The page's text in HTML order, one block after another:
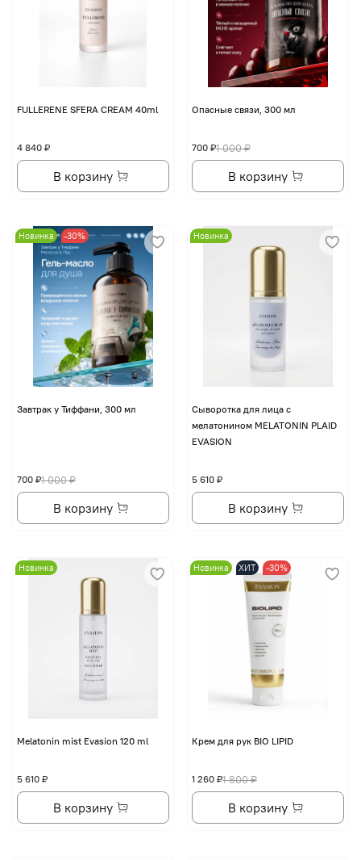
FULLERENE SFERA CREAM 40ml
4 840 ₽
В корзину
Опасные связи, 300 мл
1 000 ₽
700 ₽
В корзину
Новинка -30%
Завтрак у Тиффани, 300 мл
1 000 ₽
700 ₽
В корзину
Новинка
Сыворотка для лица с
мелатонином MELATONIN PLAID
EVASION
5 610 ₽
В корзину
Новинка
Melatonin mist Evasion 120 ml
5 610 ₽
В корзину
Новинка ХИТ -30%
Крем для рук BIO LIPID
1 800 ₽
1 260 ₽
В корзину